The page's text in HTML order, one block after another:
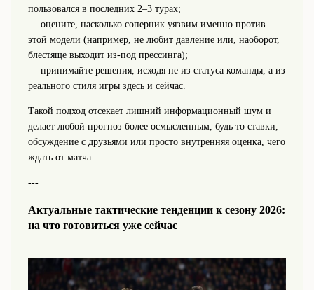
пользовался в последних 2–3 турах;
— оцените, насколько соперник уязвим именно против
этой модели (например, не любит давление или, наоборот,
блестяще выходит из-под прессинга);
— принимайте решения, исходя не из статуса команды, а из
реального стиля игры здесь и сейчас.
Такой подход отсекает лишний информационный шум и
делает любой прогноз более осмысленным, будь то ставки,
обсуждение с друзьями или просто внутренняя оценка, чего
ждать от матча.
---
Актуальные тактические тенденции к сезону 2026:
на что готовиться уже сейчас